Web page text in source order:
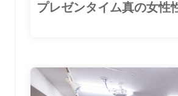
プレゼンタイム真の女性